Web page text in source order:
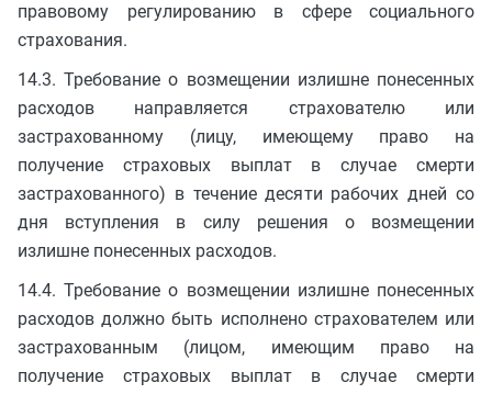
правовому регулированию в сфере социального
страхования.
14.3. Требование о возмещении излишне понесенных
расходов направляется страхователю или
застрахованному (лицу, имеющему право на
получение страховых выплат в случае смерти
застрахованного) в течение десяти рабочих дней со
дня вступления в силу решения о возмещении
излишне понесенных расходов.
14.4. Требование о возмещении излишне понесенных
расходов должно быть исполнено страхователем или
застрахованным (лицом, имеющим право на
получение страховых выплат в случае смерти